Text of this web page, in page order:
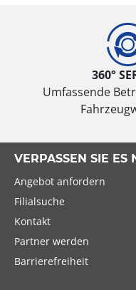
360°
Umfassende
VERPASSEN SIE ES
Angebot anfordern
Filialsuche
Kontakt
Partner werden
Barrierefreiheit